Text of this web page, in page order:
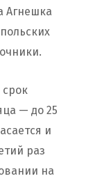
Агнешка
— до 25
и
раз
на